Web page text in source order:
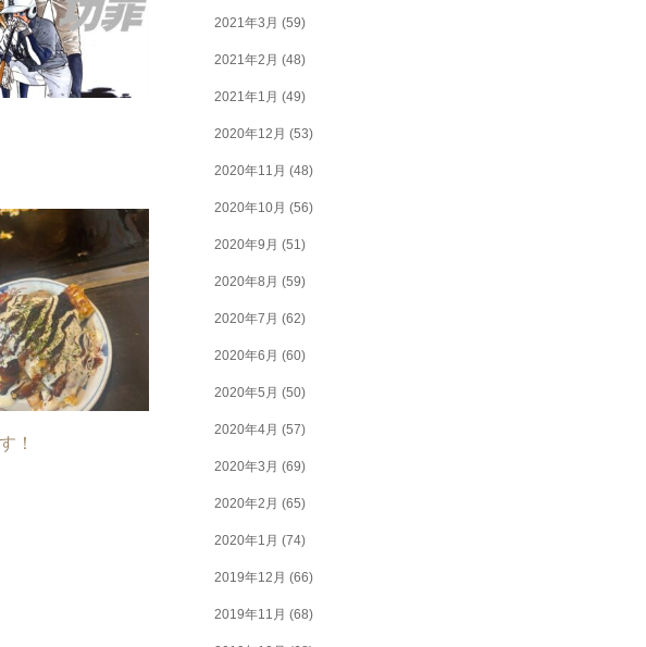
！
2021年3月 (59)
2021年2月 (48)
2021年1月 (49)
2020年12月 (53)
2020年11月 (48)
2020年10月 (56)
2020年9月 (51)
2020年8月 (59)
2020年7月 (62)
2020年6月 (60)
2020年5月 (50)
2020年4月 (57)
2020年3月 (69)
2020年2月 (65)
2020年1月 (74)
2019年12月 (66)
2019年11月 (68)